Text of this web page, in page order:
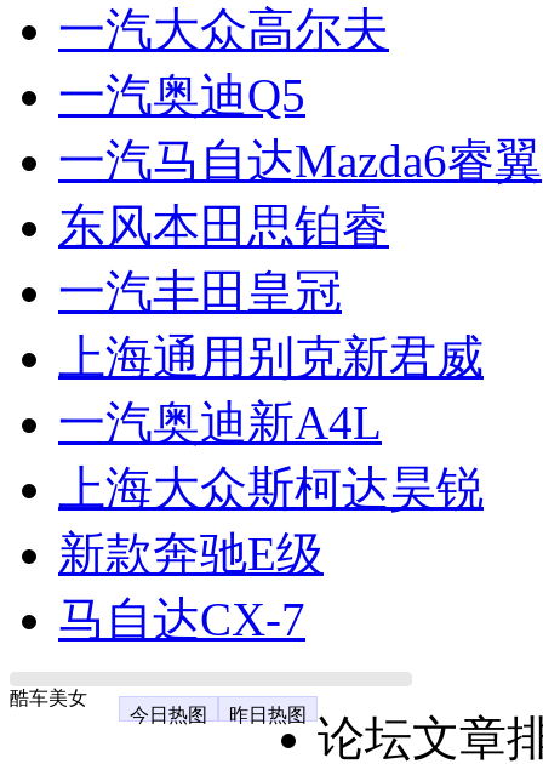
一汽大众高尔夫
一汽奥迪Q5
一汽马自达Mazda6睿翼
东风本田思铂睿
一汽丰田皇冠
上海通用别克新君威
一汽奥迪新A4L
上海大众斯柯达昊锐
新款奔驰E级
马自达CX-7
酷车美女
今日热图
昨日热图
论坛文章